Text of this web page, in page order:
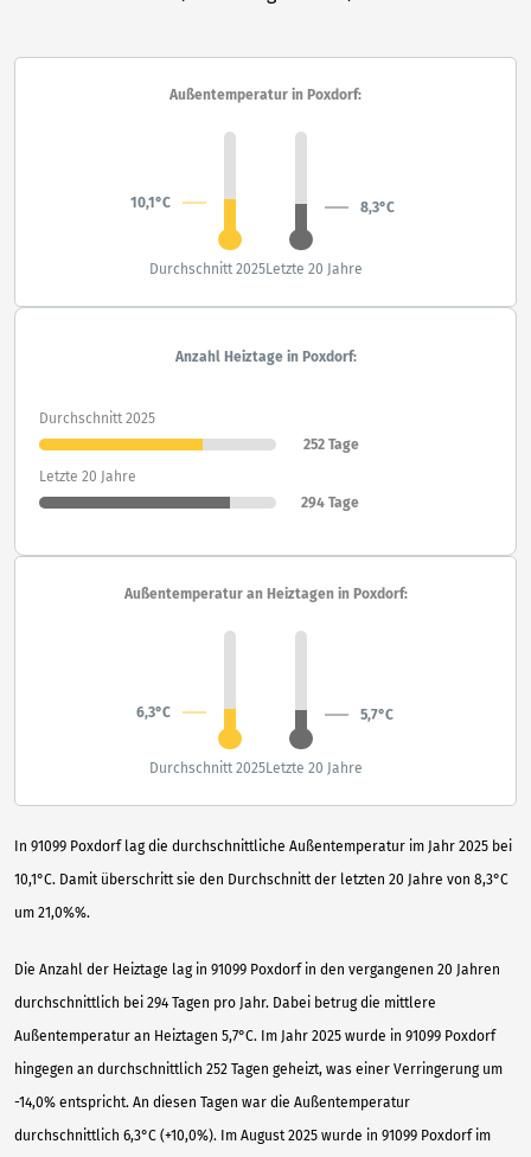
In 91099 Poxdorf lag die durchschnittliche Außentemperatur im Jahr 2025 bei
10,1°C. Damit überschritt sie den Durchschnitt der letzten 20 Jahre von 8,3°C
um 21,0%%.
Die Anzahl der Heiztage lag in 91099 Poxdorf in den vergangenen 20 Jahren
durchschnittlich bei 294 Tagen pro Jahr. Dabei betrug die mittlere
Außentemperatur an Heiztagen 5,7°C. Im Jahr 2025 wurde in 91099 Poxdorf
hingegen an durchschnittlich 252 Tagen geheizt, was einer Verringerung um
-14,0% entspricht. An diesen Tagen war die Außentemperatur
durchschnittlich 6,3°C (+10,0%). Im August 2025 wurde in 91099 Poxdorf im
Außentemperatur in Poxdorf:
10,1°C 8,3°C
Durchschnitt 2025Letzte 20 Jahre
Anzahl Heiztage in Poxdorf:
Durchschnitt 2025
252 Tage
Letzte 20 Jahre
294 Tage
Außentemperatur an Heiztagen in Poxdorf:
6,3°C 5,7°C
Durchschnitt 2025Letzte 20 Jahre